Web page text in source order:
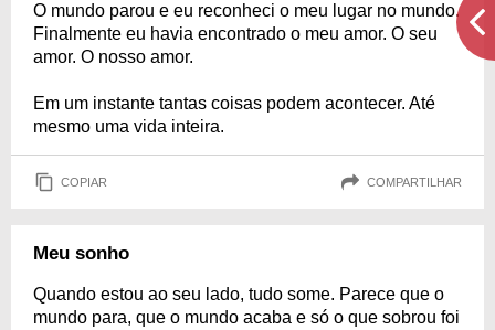
O mundo parou e eu reconheci o meu lugar no mundo.
Finalmente eu havia encontrado o meu amor. O seu
amor. O nosso amor.
Em um instante tantas coisas podem acontecer. Até
mesmo uma vida inteira.
COPIAR COMPARTILHAR
Meu sonho
Quando estou ao seu lado, tudo some. Parece que o
mundo para, que o mundo acaba e só o que sobrou foi